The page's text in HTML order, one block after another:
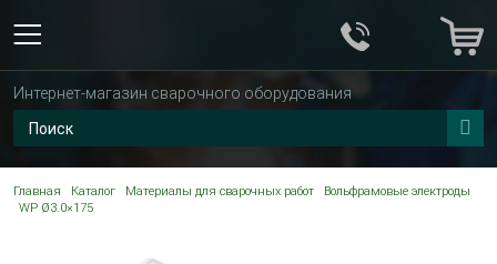
Интернет-магазин сварочного оборудования
Главная Каталог Материалы для сварочных работ
Вольфрамовые электроды
WP Ø3.0×175